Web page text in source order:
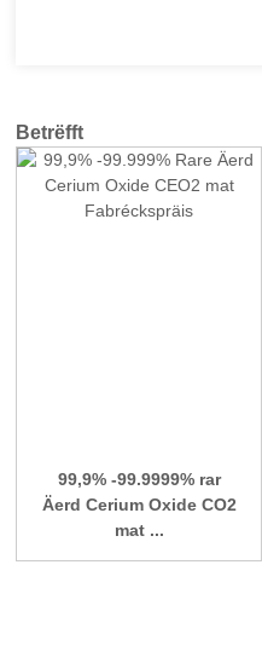
Betrëfft
99,9% -99.9999% rar
Äerd Cerium Oxide CO2
mat ...